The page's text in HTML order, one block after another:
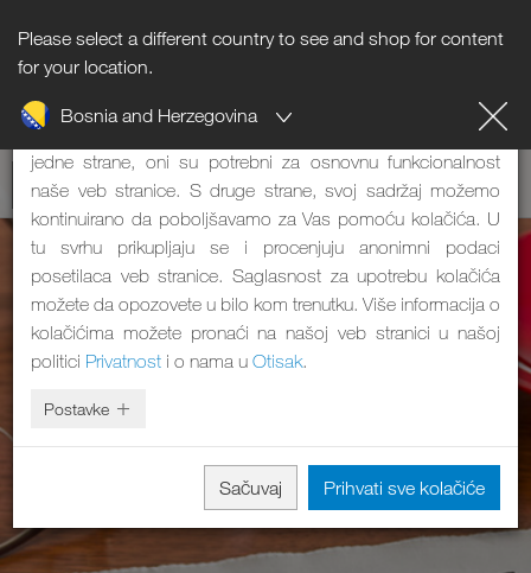
Please select a different country to see and shop for content
for your location.
Bosnia and Herzegovina
Napomena o kolačićima
Naša veb stranica koristi kolačiće. Oni imaju dve funkcije: S
jedne strane, oni su potrebni za osnovnu funkcionalnost
naše veb stranice. S druge strane, svoj sadržaj možemo
kontinuirano da poboljšavamo za Vas pomoću kolačića. U
tu svrhu prikupljaju se i procenjuju anonimni podaci
posetilaca veb stranice. Saglasnost za upotrebu kolačića
možete da opozovete u bilo kom trenutku. Više informacija o
kolačićima možete pronaći na našoj veb stranici u našoj
politici Privatnost i o nama u Otisak.
Postavke
Sačuvaj Prihvati sve kolačiće